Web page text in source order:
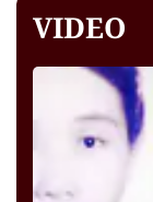
VIDEO